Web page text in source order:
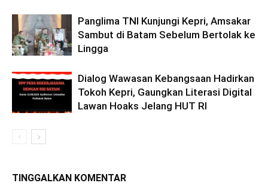
Panglima TNI Kunjungi Kepri, Amsakar
Sambut di Batam Sebelum Bertolak ke
Lingga
Dialog Wawasan Kebangsaan Hadirkan
Tokoh Kepri, Gaungkan Literasi Digital
Lawan Hoaks Jelang HUT RI
TINGGALKAN KOMENTAR